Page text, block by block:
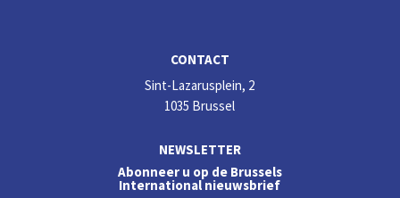
CONTACT
Sint-Lazarusplein, 2
1035 Brussel
NEWSLETTER
Abonneer u op de Brussels
International nieuwsbrief